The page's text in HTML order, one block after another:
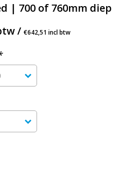
| 700 of 760mm diep
/€642,51 incl btw